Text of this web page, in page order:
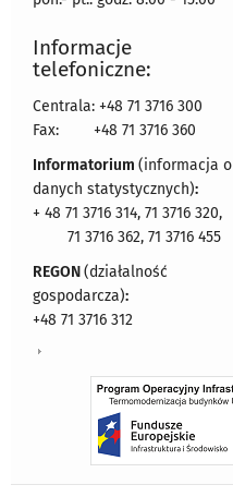
Informacje
telefoniczne:
Centrala: +48 71 3716 300
Fax:
+48 71 3716 360
Informatorium (informacja o
danych statystycznych):
+ 48 71 3716 314, 71 3716 320,
71 3716 362, 71 3716 455
REGON(działalność
gospodarcza):
+48 71 3716 312